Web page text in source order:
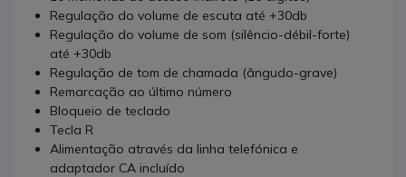
Regulação do volume de escuta até +30db
Regulação do volume de som (silêncio-débil-forte)
até +30db
Regulação de tom de chamada (ângudo-grave)
Remarcação ao último número
Bloqueio de teclado
Tecla R
Alimentação através da linha telefónica e
adaptador CA incluído